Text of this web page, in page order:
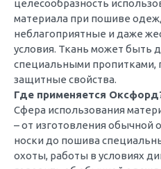
целесообразность
материала при пошиве
неблагоприятные и даже
условия. Ткань может быть
специальными
защитные свойства.
Где применяется
Сфера использования
– от изготовления
носки до пошива
охоты, работы в условиях